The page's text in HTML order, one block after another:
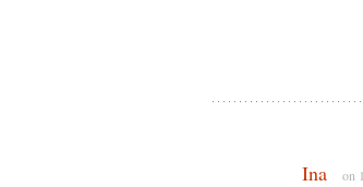
Ina on